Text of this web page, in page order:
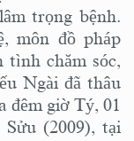
trọng bệnh.
môn đồ pháp
tình chăm sóc,
Ngài đã thâu
đêm giờ Tý, 01
(2009), tại